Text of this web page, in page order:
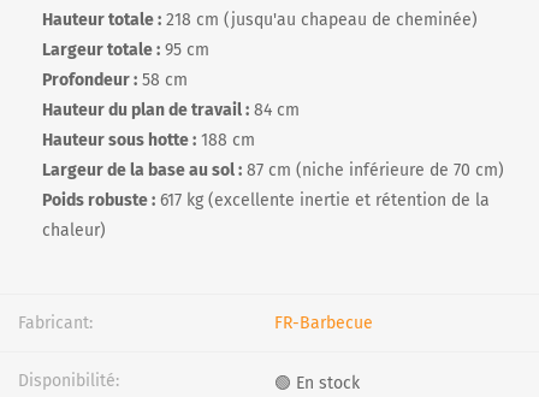
Hauteur totale : 218 cm (jusqu'au chapeau de cheminée)
Largeur totale : 95 cm
Profondeur : 58 cm
Hauteur du plan de travail : 84 cm
Hauteur sous hotte : 188 cm
Largeur de la base au sol : 87 cm (niche inférieure de 70 cm)
Poids robuste : 617 kg (excellente inertie et rétention de la
chaleur)
Fabricant: FR-Barbecue
Disponibilité: 🟢 En stock